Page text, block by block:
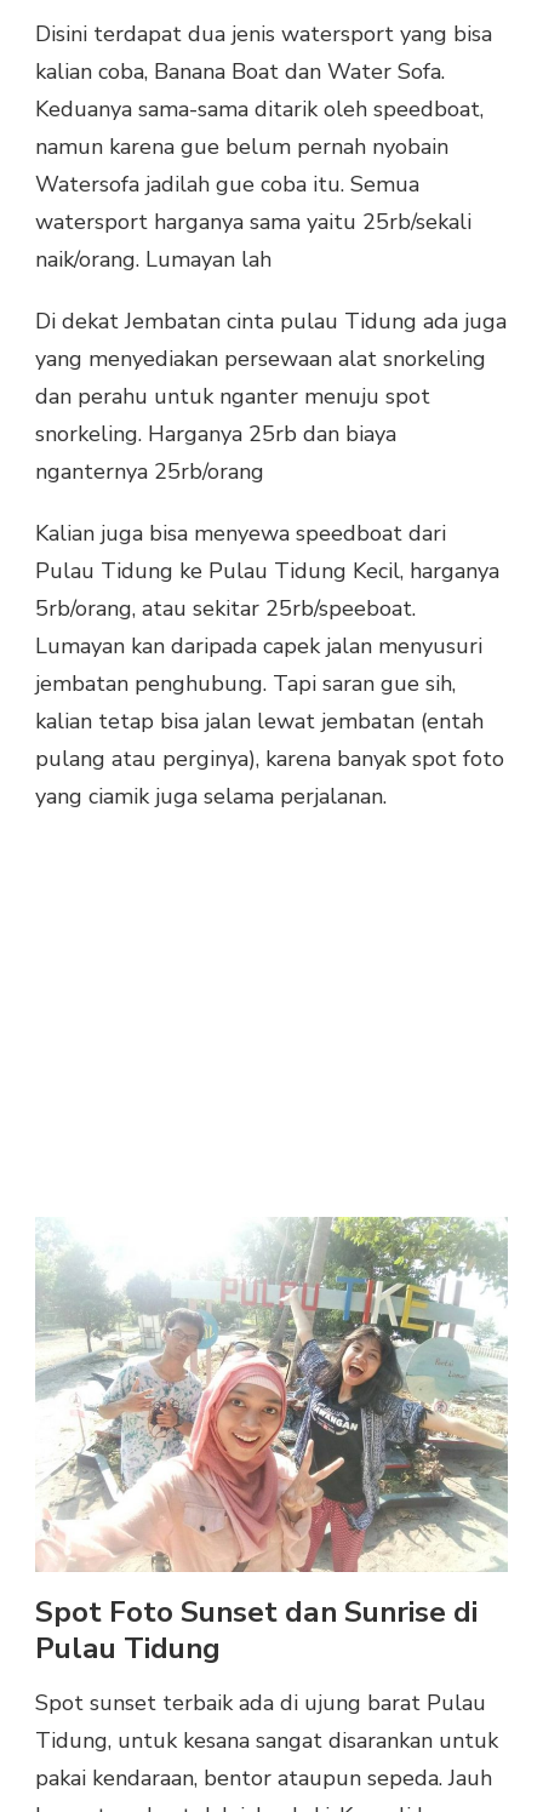
Disini terdapat dua jenis watersport yang bisa
kalian coba, Banana Boat dan Water Sofa.
Keduanya sama-sama ditarik oleh speedboat,
namun karena gue belum pernah nyobain
Watersofa jadilah gue coba itu. Semua
watersport harganya sama yaitu 25rb/sekali
naik/orang. Lumayan lah
Di dekat Jembatan cinta pulau Tidung ada juga
yang menyediakan persewaan alat snorkeling
dan perahu untuk nganter menuju spot
snorkeling. Harganya 25rb dan biaya
nganternya 25rb/orang
Kalian juga bisa menyewa speedboat dari
Pulau Tidung ke Pulau Tidung Kecil, harganya
5rb/orang, atau sekitar 25rb/speeboat.
Lumayan kan daripada capek jalan menyusuri
jembatan penghubung. Tapi saran gue sih,
kalian tetap bisa jalan lewat jembatan (entah
pulang atau perginya), karena banyak spot foto
yang ciamik juga selama perjalanan.
Spot Foto Sunset dan Sunrise di
Pulau Tidung
Spot sunset terbaik ada di ujung barat Pulau
Tidung, untuk kesana sangat disarankan untuk
pakai kendaraan, bentor ataupun sepeda. Jauh